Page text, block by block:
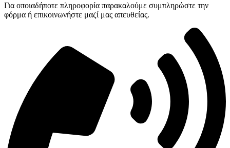
Για οποιαδήποτε πληροφορία παρακαλούμε συμπληρώστε την
φόρμα ή επικοινωνήστε μαζί μας απευθείας.